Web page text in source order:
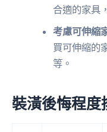
合適的家具
考慮可伸縮
買可伸縮的
等。
裝潢後悔程度